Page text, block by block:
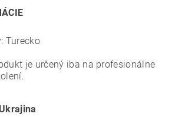
Turecko
je určený iba na profesionálne